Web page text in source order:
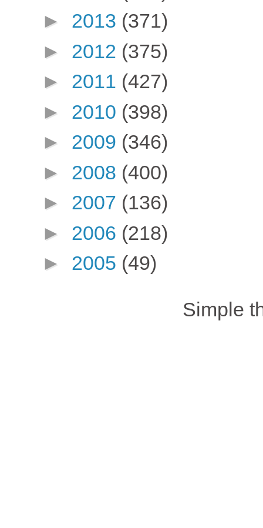
► 2013 (371)
► 2012 (375)
► 2011 (427)
► 2010 (398)
► 2009 (346)
► 2008 (400)
► 2007 (136)
► 2006 (218)
► 2005 (49)
Simple